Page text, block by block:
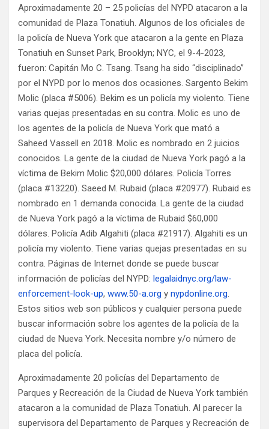
Aproximadamente 20 – 25 policías del NYPD atacaron a la
comunidad de Plaza Tonatiuh. Algunos de los oficiales de
la policía de Nueva York que atacaron a la gente en Plaza
Tonatiuh en Sunset Park, Brooklyn; NYC, el 9-4-2023,
fueron: Capitán Mo C. Tsang. Tsang ha sido “disciplinado”
por el NYPD por lo menos dos ocasiones. Sargento Bekim
Molic (placa #5006). Bekim es un policía my violento. Tiene
varias quejas presentadas en su contra. Molic es uno de
los agentes de la policía de Nueva York que mató a
Saheed Vassell en 2018. Molic es nombrado en 2 juicios
conocidos. La gente de la ciudad de Nueva York pagó a la
víctima de Bekim Molic $20,000 dólares. Policía Torres
(placa #13220). Saeed M. Rubaid (placa #20977). Rubaid es
nombrado en 1 demanda conocida. La gente de la ciudad
de Nueva York pagó a la víctima de Rubaid $60,000
dólares. Policía Adib Algahiti (placa #21917). Algahiti es un
policía my violento. Tiene varias quejas presentadas en su
contra. Páginas de Internet donde se puede buscar
información de policías del NYPD: legalaidnyc.org/law-
enforcement-look-up, www.50-a.org y nypdonline.org.
Estos sitios web son públicos y cualquier persona puede
buscar información sobre los agentes de la policía de la
ciudad de Nueva York. Necesita nombre y/o número de
placa del policía.
Aproximadamente 20 policías del Departamento de
Parques y Recreación de la Ciudad de Nueva York también
atacaron a la comunidad de Plaza Tonatiuh. Al parecer la
supervisora del Departamento de Parques y Recreación de